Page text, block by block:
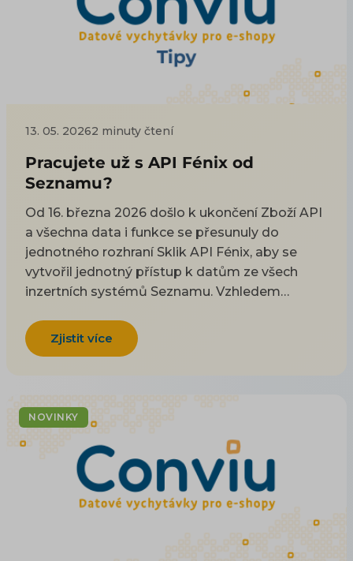
13. 05. 20262 minuty čtení
Pracujete už s API Fénix od
Seznamu?
Od 16. března 2026 došlo k ukončení Zboží API
a všechna data i funkce se přesunuly do
jednotného rozhraní Sklik API Fénix, aby se
vytvořil jednotný přístup k datům ze všech
inzertních systémů Seznamu. Vzhledem
ohledně používání cenotvorby nebo biddingu a
ohledně zobrazování dat, připomínáme
Zjistit více
NOVINKY